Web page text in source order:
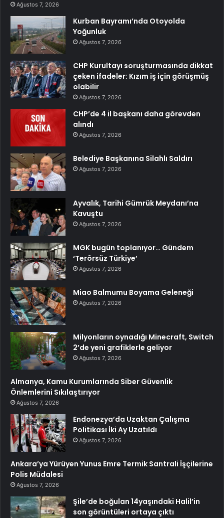
Ağustos 7, 2026
Kurban Bayramı’nda Otoyolda
Yoğunluk
Ağustos 7, 2026
CHP Kurultayı soruşturmasında dikkat
çeken ifadeler: Kızım iş için görüşmüş
olabilir
Ağustos 7, 2026
CHP’de 4 il başkanı daha görevden
alındı
Ağustos 7, 2026
Belediye Başkanına Silahlı Saldırı
Ağustos 7, 2026
Ayvalık, Tarihi Gümrük Meydanı’na
Kavuştu
Ağustos 7, 2026
MGK bugün toplanıyor… Gündem
‘Terörsüz Türkiye’
Ağustos 7, 2026
Miao Balmumu Boyama Geleneği
Ağustos 7, 2026
Milyonların oynadığı Minecraft, Switch
2’de yeni grafiklerle geliyor
Ağustos 7, 2026
Almanya, Kamu Kurumlarında Siber Güvenlik
Önlemlerini Sıkılaştırıyor
Ağustos 7, 2026
Endonezya’da Uzaktan Çalışma
Politikası İki Ay Uzatıldı
Ağustos 7, 2026
Ankara’ya Yürüyen Yunus Emre Termik Santrali İşçilerine
Polis Müdalesi
Ağustos 7, 2026
Şile’de boğulan 14yaşındaki Halil’in
son görüntüleri ortaya çıktı